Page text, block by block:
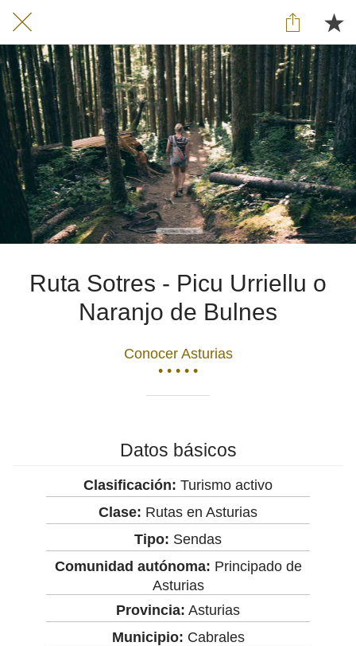
Ruta Sotres - Picu Urriellu o
Naranjo de Bulnes
Conocer Asturias
• • • • •
Datos básicos
Clasificación: Turismo activo
Clase: Rutas en Asturias
Tipo: Sendas
Comunidad autónoma: Principado de
Asturias
Provincia: Asturias
Municipio: Cabrales